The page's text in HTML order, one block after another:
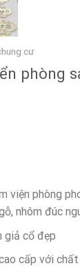
cư
phòng
viện phòng
nhôm đúc
giả cổ đẹp
cấp với